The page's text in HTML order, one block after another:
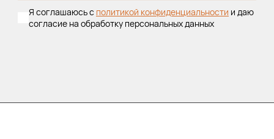
Я соглашаюсь с политикой конфиденциальности и даю
согласие на обработку персональных данных